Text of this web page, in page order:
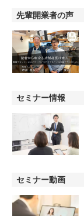
先輩開業者の声
セミナー情報
セミナー動画